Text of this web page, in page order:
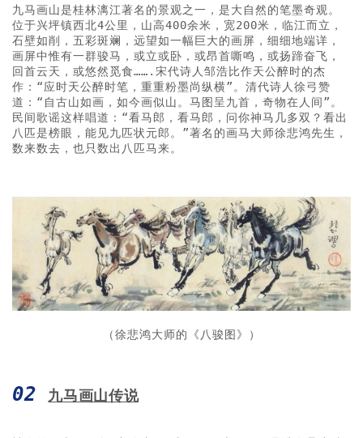
九马画山是桂林漓江著名的景观之一，是大自然的笔墨奇观。
位于兴坪镇西北4公里，山高400余米，宽200米，临江而立，
石壁如削，五彩斑斓，远望如一幅巨大的画屏，细细地端详，
画屏中惟有一群骏马，或立或卧，或昂首嘶鸣，或扬蹄奋飞，
回首云天，或悠然觅食…….宋代诗人邹浩比作天公醉时的杰
作：“应时天公醉时笔，重重粉墨尚纵横”。清代诗人徐弓赞
道：“自古山如画，如今画似山。马图呈九首，奇物在人间”。
民间歌谣这样唱道：“看马郎，看马郎，问你神马几多双？看出
八匹是榜眼，能见九匹状元郎。”著名的画马大师徐悲鸿先生，
数来数去，也只数出八匹马来。
（徐悲鸿大师的《八骏图》）
02 九马画山传说